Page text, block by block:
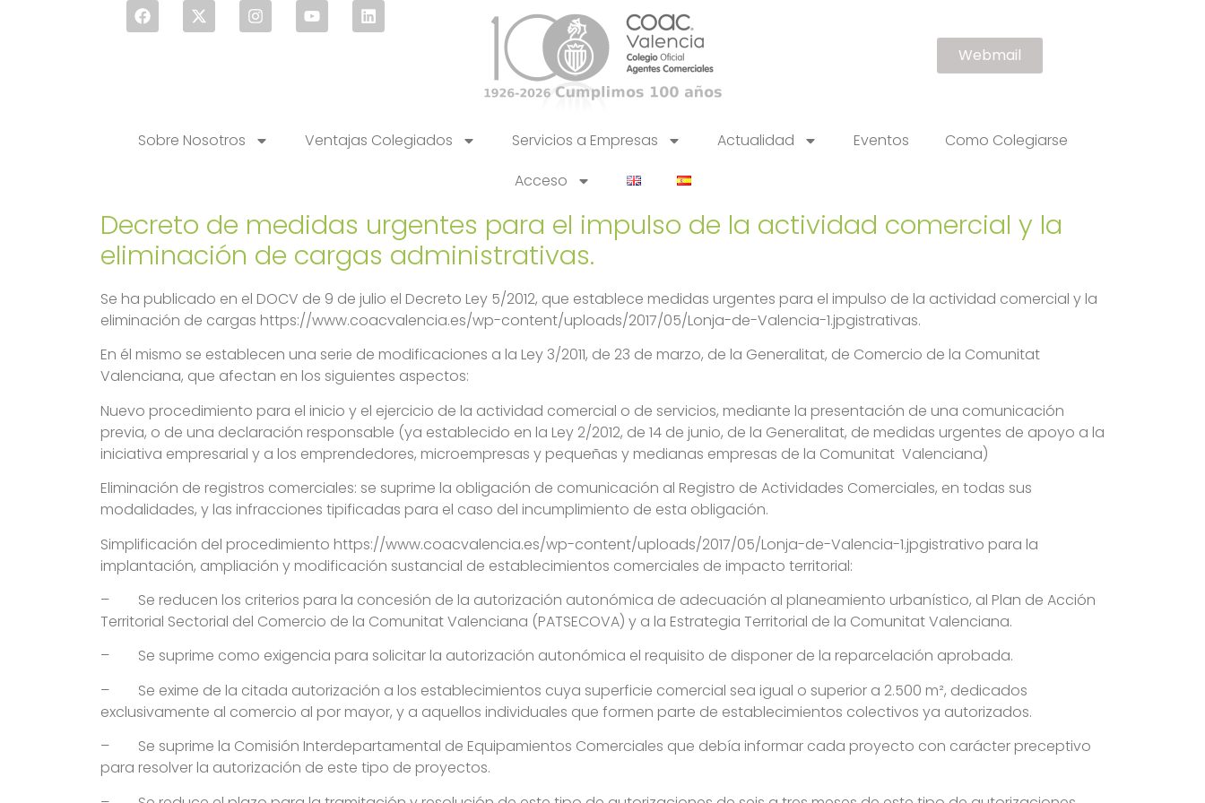
Webmail
Sobre Nosotros Ventajas Colegiados Servicios a Empresas Actualidad Eventos
Como Colegiarse
Acceso
Decreto de medidas urgentes para el impulso de la actividad comercial y la
eliminación de cargas administrativas.
Se ha publicado en el DOCV de 9 de julio el Decreto Ley 5/2012, que establece medidas urgentes para el impulso de la actividad comercial y la
eliminación de cargas https://www.coacvalencia.es/wp-content/uploads/2017/05/Lonja-de-Valencia-1.jpgistrativas.
En él mismo se establecen una serie de modificaciones a la Ley 3/2011, de 23 de marzo, de la Generalitat, de Comercio de la Comunitat
Valenciana, que afectan en los siguientes aspectos:
Nuevo procedimiento para el inicio y el ejercicio de la actividad comercial o de servicios, mediante la presentación de una comunicación
previa, o de una declaración responsable (ya establecido en la Ley 2/2012, de 14 de junio, de la Generalitat, de medidas urgentes de apoyo a la
iniciativa empresarial y a los emprendedores, microempresas y pequeñas y medianas empresas de la Comunitat Valenciana)
Eliminación de registros comerciales: se suprime la obligación de comunicación al Registro de Actividades Comerciales, en todas sus
modalidades, y las infracciones tipificadas para el caso del incumplimiento de esta obligación.
Simplificación del procedimiento https://www.coacvalencia.es/wp-content/uploads/2017/05/Lonja-de-Valencia-1.jpgistrativo para la
implantación, ampliación y modificación sustancial de establecimientos comerciales de impacto territorial:
– Se reducen los criterios para la concesión de la autorización autonómica de adecuación al planeamiento urbanístico, al Plan de Acción
Territorial Sectorial del Comercio de la Comunitat Valenciana (PATSECOVA) y a la Estrategia Territorial de la Comunitat Valenciana.
– Se suprime como exigencia para solicitar la autorización autonómica el requisito de disponer de la reparcelación aprobada.
– Se exime de la citada autorización a los establecimientos cuya superficie comercial sea igual o superior a 2.500 m², dedicados
exclusivamente al comercio al por mayor, y a aquellos individuales que formen parte de establecimientos colectivos ya autorizados.
– Se suprime la Comisión Interdepartamental de Equipamientos Comerciales que debía informar cada proyecto con carácter preceptivo
para resolver la autorización de este tipo de proyectos.